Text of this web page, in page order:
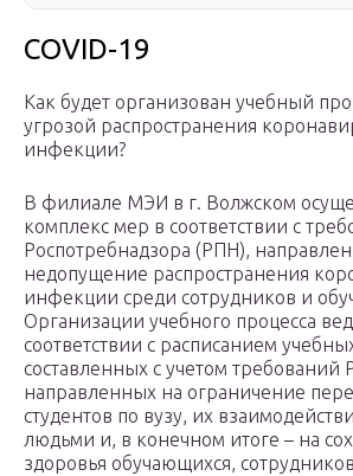
COVID-19
Как будет организован учебный
угрозой распространения
инфекции?
В филиале МЭИ в г. Волжском
комплекс мер в соответствии с
Роспотребнадзора (РПН),
недопущение распространения
инфекции среди сотрудников и
Организации учебного процесса
соответствии с расписанием
составленных с учетом требований
направленных на ограничение
студентов по вузу, их
людьми и, в конечном итоге – на
здоровья обучающихся,